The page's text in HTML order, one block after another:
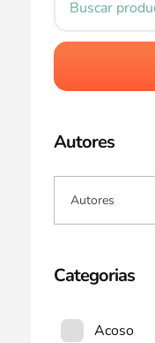
Autores
Categorias
Acoso